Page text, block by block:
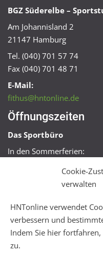
Cookie-
verwalten
HNTonline verwendet
verbessern und
Indem Sie hier
zu.
BGZ Süderelbe –
Am Johannisland 2
21147 Hamburg
Tel. (040) 701 57 74
Fax (040) 701 48 71
E-Mail:
fithus@hntonline.de
Öffnungszeiten
Das Sportbüro
In den Sommerferien:
Mo + Mi 16:00 – 18:00
Mo – Fr 08:00 – 22:00 Uhr
Sa + So 10:00 – 18:00 Uhr